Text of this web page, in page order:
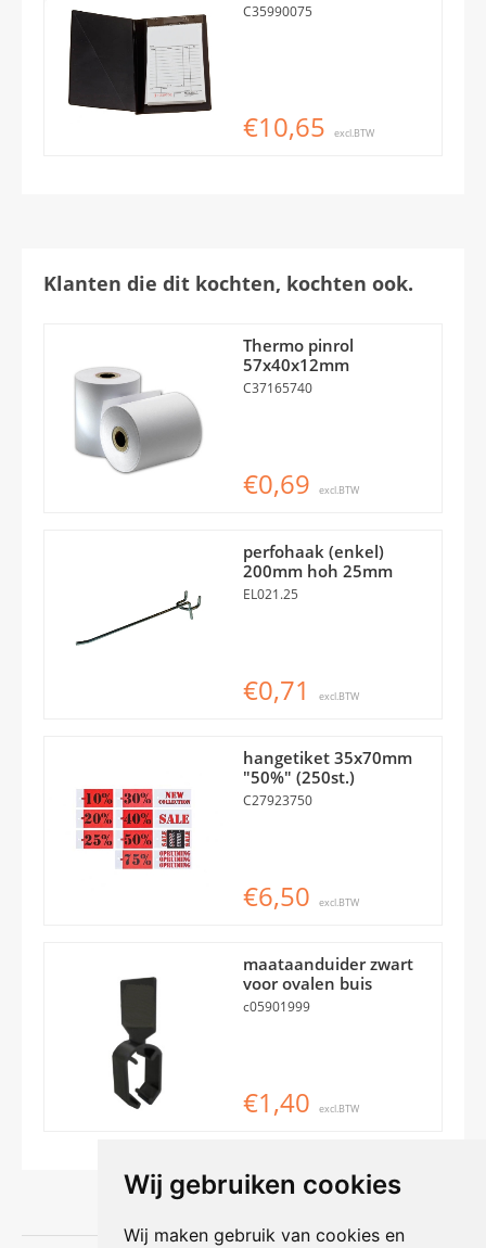
Wij gebruiken cookies
Wij maken gebruik van cookies en
C35990075
€10,65 excl.BTW
Klanten die dit kochten, kochten ook.
Thermo pinrol
57x40x12mm
C37165740
€0,69 excl.BTW
perfohaak (enkel)
200mm hoh 25mm
EL021.25
€0,71 excl.BTW
hangetiket 35x70mm
"50%" (250st.)
C27923750
€6,50 excl.BTW
maataanduider zwart
voor ovalen buis
c05901999
€1,40 excl.BTW